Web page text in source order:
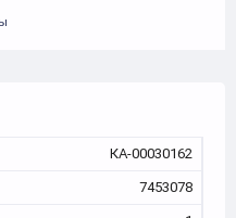
КА-00030162
7453078